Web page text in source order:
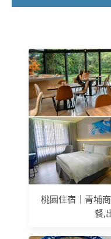
桃園住宿｜青埔
餐,